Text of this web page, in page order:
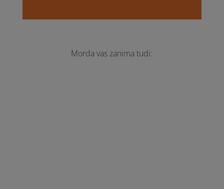
Morda vas zanima tudi: